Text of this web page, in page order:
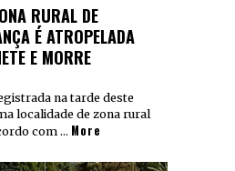
RURAL DE
É ATROPELADA
E MORRE
na tarde deste
localidade de zona rural
com … More